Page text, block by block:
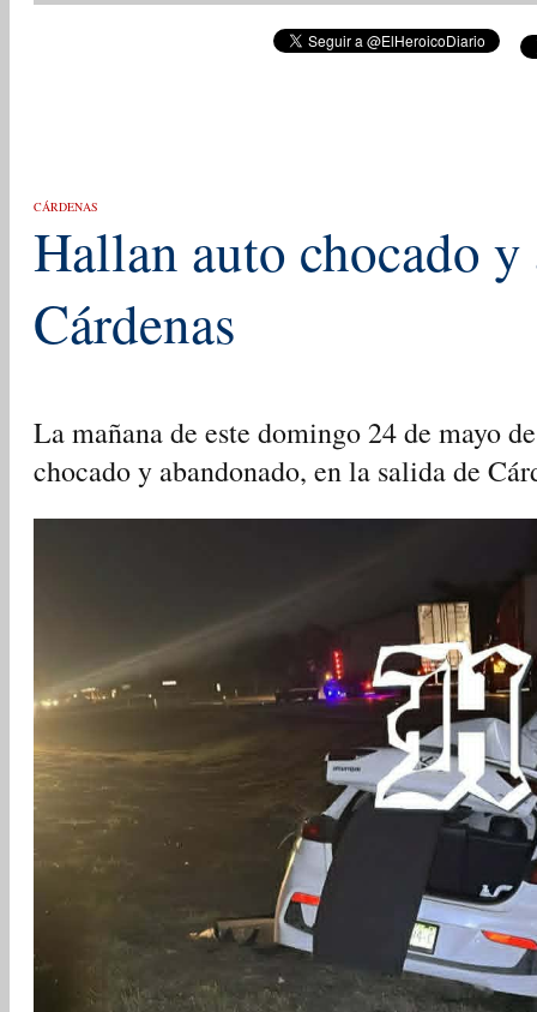
CÁRDENAS
Hallan auto chocado y
Cárdenas
La mañana de este domingo 24 de mayo
chocado y abandonado, en la salida de